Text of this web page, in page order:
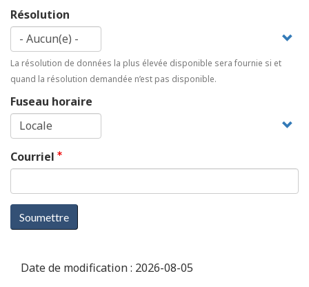
Résolution
La résolution de données la plus élevée disponible sera fournie si et
quand la résolution demandée n’est pas disponible.
Fuseau horaire
Courriel
Soumettre
Date de modification : 2026-08-05